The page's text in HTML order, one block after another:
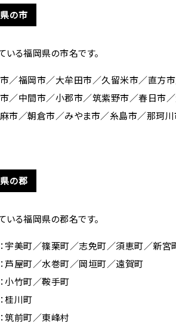
の市
いる福岡県の市名です。
／福岡市／大牟田市／久留米市／直方
／中間市／小郡市／筑紫野市／春日市
市／朝倉市／みやま市／糸島市／那珂
の郡
いる福岡県の郡名です。
宇美町／篠栗町／志免町／須恵町／新
芦屋町／水巻町／岡垣町／遠賀町
小竹町／鞍手町
桂川町
筑前町／東峰村